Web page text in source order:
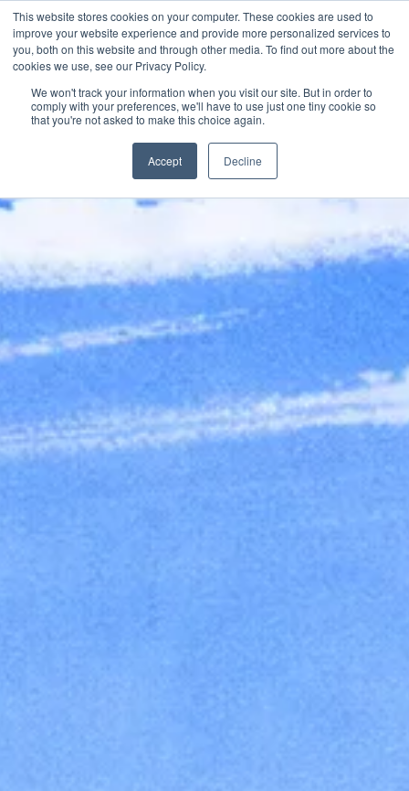
This website stores cookies on your computer. These cookies are used to
improve your website experience and provide more personalized services to
you, both on this website and through other media. To find out more about the
cookies we use, see our Privacy Policy.
We won't track your information when you visit our site. But in order to
comply with your preferences, we'll have to use just one tiny cookie so
that you're not asked to make this choice again.
Accept Decline